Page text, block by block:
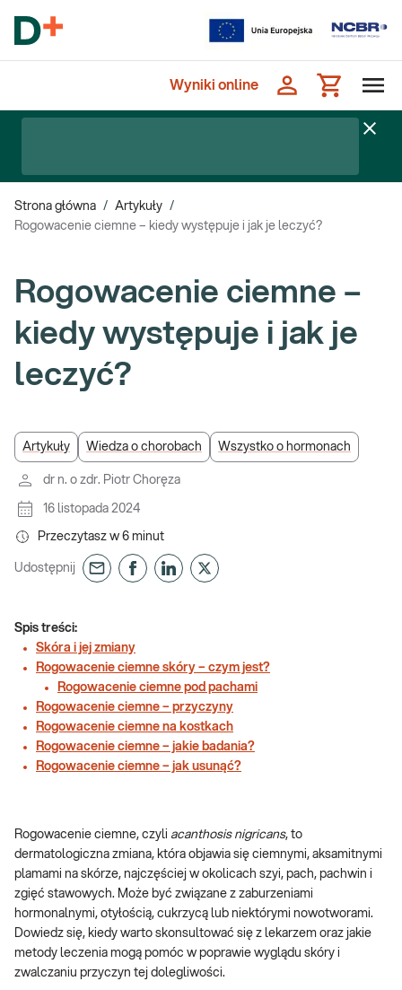
Wyniki online
Strona główna / Artykuły /
Rogowacenie ciemne – kiedy występuje i jak je leczyć?
Rogowacenie ciemne –
kiedy występuje i jak je
leczyć?
Artykuły Wiedza o chorobach Wszystko o hormonach
dr n. o zdr. Piotr Choręza
16 listopada 2024
Przeczytasz w 6 minut
Udostępnij
Spis treści:
Skóra i jej zmiany
Rogowacenie ciemne skóry – czym jest?
Rogowacenie ciemne pod pachami
Rogowacenie ciemne – przyczyny
Rogowacenie ciemne na kostkach
Rogowacenie ciemne – jakie badania?
Rogowacenie ciemne – jak usunąć?
Rogowacenie ciemne, czyli acanthosis nigricans, to
dermatologiczna zmiana, która objawia się ciemnymi, aksamitnymi
plamami na skórze, najczęściej w okolicach szyi, pach, pachwin i
zgięć stawowych. Może być związane z zaburzeniami
hormonalnymi, otyłością, cukrzycą lub niektórymi nowotworami.
Dowiedz się, kiedy warto skonsultować się z lekarzem oraz jakie
metody leczenia mogą pomóc w poprawie wyglądu skóry i
zwalczaniu przyczyn tej dolegliwości.